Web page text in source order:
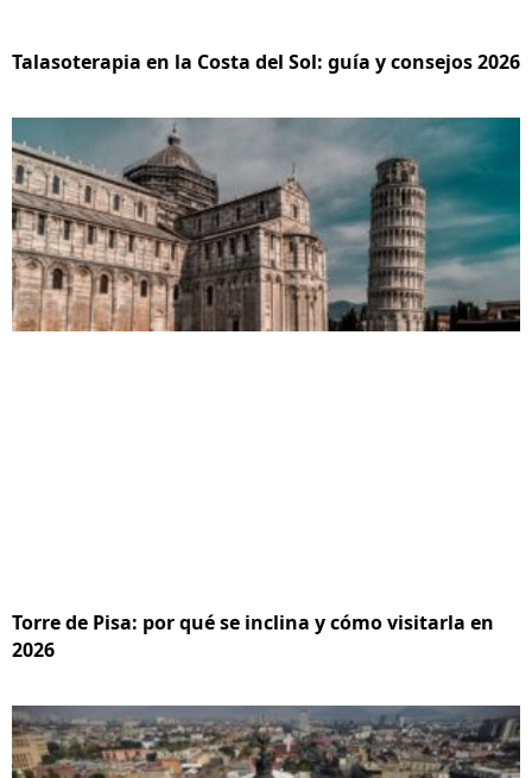
Talasoterapia en la Costa del Sol: guía y consejos 2026
Torre de Pisa: por qué se inclina y cómo visitarla en
2026